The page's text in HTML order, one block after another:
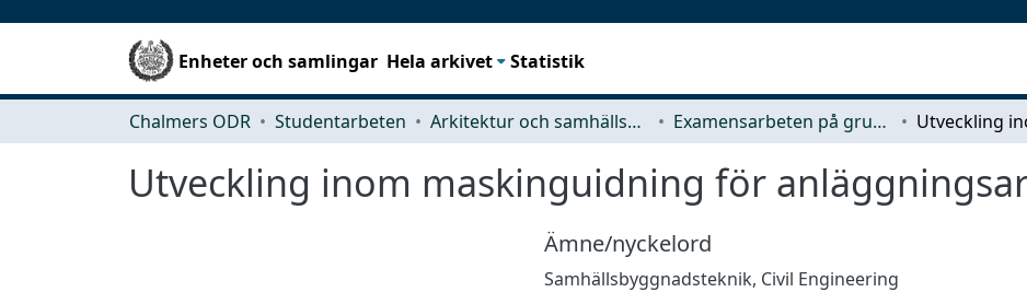
Enheter och samlingar Hela arkivet Statistik
Chalmers ODR Studentarbeten Arkitektur och samhällsbyggnadsteknik (ACE) Examensarbeten på grundnivå
Utveckling inom maskinguidning för
Ämne/nyckelord
Samhällsbyggnadsteknik, Civil Engineering